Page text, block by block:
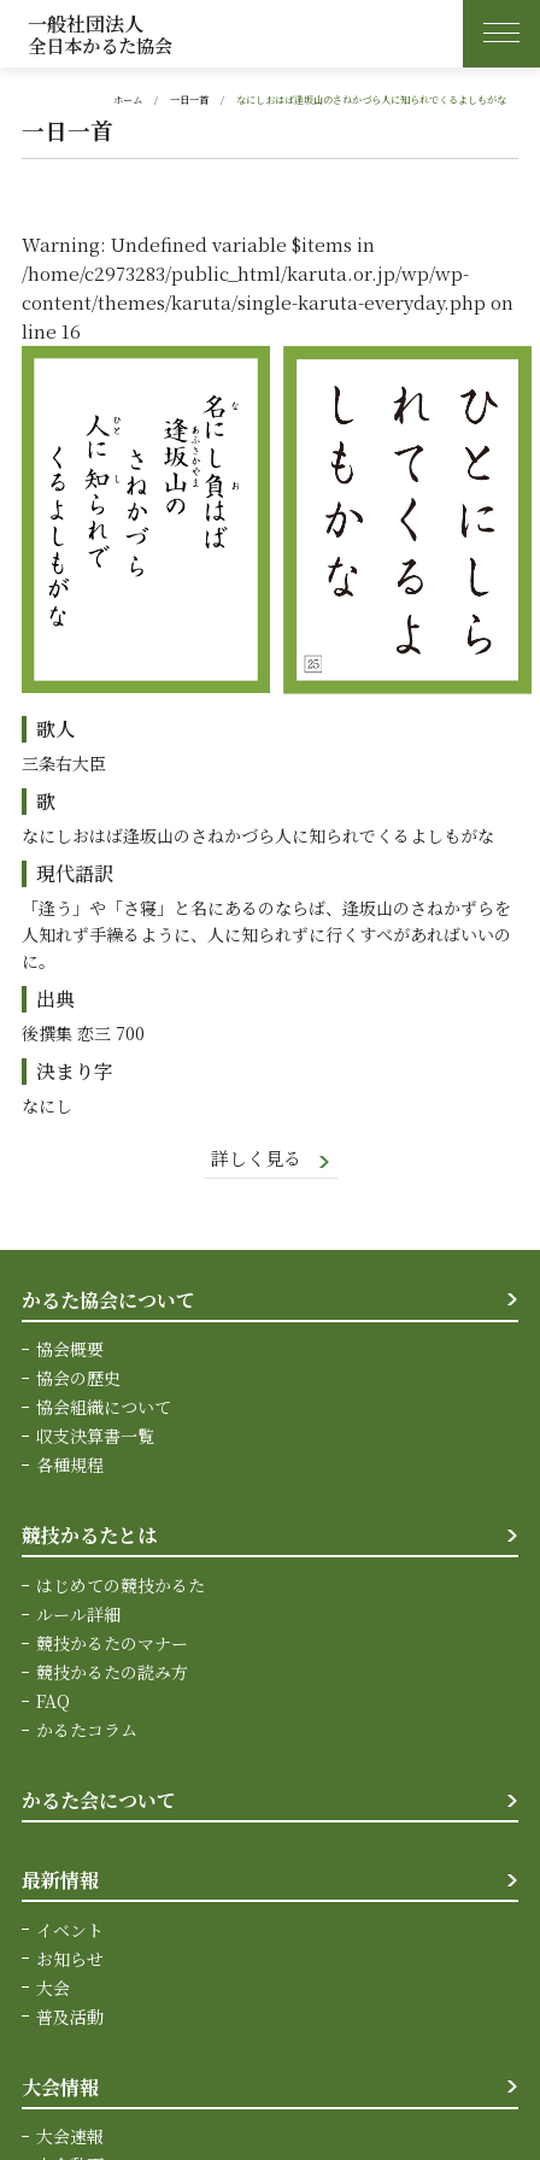
一般社団法人
全日本かるた協会
ホーム 一日一首 なにしおはば逢坂山のさねかづら人に知られでくるよしもがな
一日一首
Warning: Undefined variable $items in
/home/c2973283/public_html/karuta.or.jp/wp/wp-
content/themes/karuta/single-karuta-everyday.php on
line 16
歌人
三条右大臣
歌
なにしおはば逢坂山のさねかづら人に知られでくるよしもがな
現代語訳
「逢う」や「さ寝」と名にあるのならば、逢坂山のさねかずらを
人知れず手繰るように、人に知られずに行くすべがあればいいの
に。
出典
後撰集 恋三 700
決まり字
なにし
詳しく見る
かるた協会について
協会概要
協会の歴史
協会組織について
収支決算書一覧
各種規程
競技かるたとは
はじめての競技かるた
ルール詳細
競技かるたのマナー
競技かるたの読み方
FAQ
かるたコラム
かるた会について
最新情報
イベント
お知らせ
大会
普及活動
大会情報
大会速報